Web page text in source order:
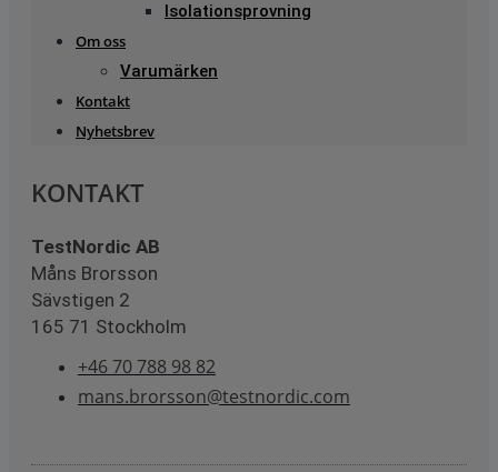
Isolationsprovning
Om oss
Varumärken
Kontakt
Nyhetsbrev
KONTAKT
TestNordic AB
Måns Brorsson
Sävstigen 2
165 71 Stockholm
+46 70 788 98 82
mans.brorsson@testnordic.com